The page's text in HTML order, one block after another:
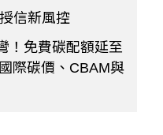
信新風控
！免費碳配額延至
際碳價、CBAM與